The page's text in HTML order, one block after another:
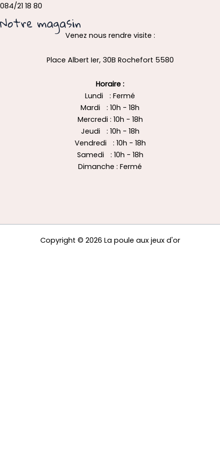
084/21 18 80
Notre magasin
Venez nous rendre visite :
Place Albert Ier, 30B Rochefort 5580
Horaire :
Lundi : Fermé
Mardi : 10h - 18h
Mercredi : 10h - 18h
Jeudi : 10h - 18h
Vendredi : 10h - 18h
Samedi : 10h - 18h
Dimanche : Fermé
Copyright © 2026 La poule aux jeux d'or